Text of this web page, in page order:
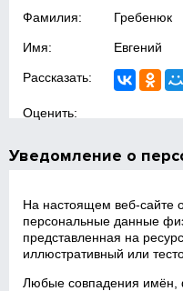
Фамилия: Гребенюк
Имя: Евгений
Рассказать:
Оценить:
Уведомление о
На настоящем веб‑сайте
персональные данные
представленная на
иллюстративный или
Любые совпадения имён,